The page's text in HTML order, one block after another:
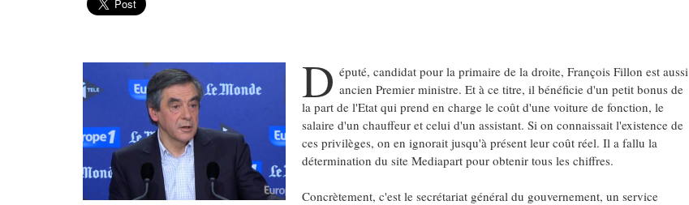
D éputé, candidat pour la primaire de la droite, François Fillon est aussi
ancien Premier ministre. Et à ce titre, il bénéficie d'un petit bonus de
la part de l'Etat qui prend en charge le coût d'une voiture de fonction, le
salaire d'un chauffeur et celui d'un assistant. Si on connaissait l'existence de
ces privilèges, on en ignorait jusqu'à présent leur coût réel. Il a fallu la
détermination du site Mediapart pour obtenir tous les chiffres.
Concrètement, c'est le secrétariat général du gouvernement, un service